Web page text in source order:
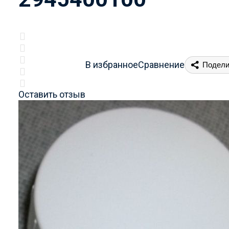
Оставить отзыв
В избранноеСравнение